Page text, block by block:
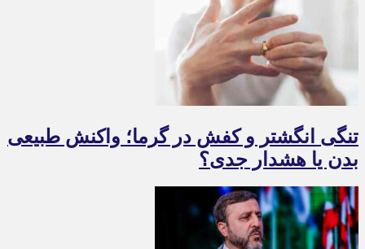
تنگی انگشتر و کفش در گرما؛ واکنش طبیعی
بدن یا هشدار جدی؟